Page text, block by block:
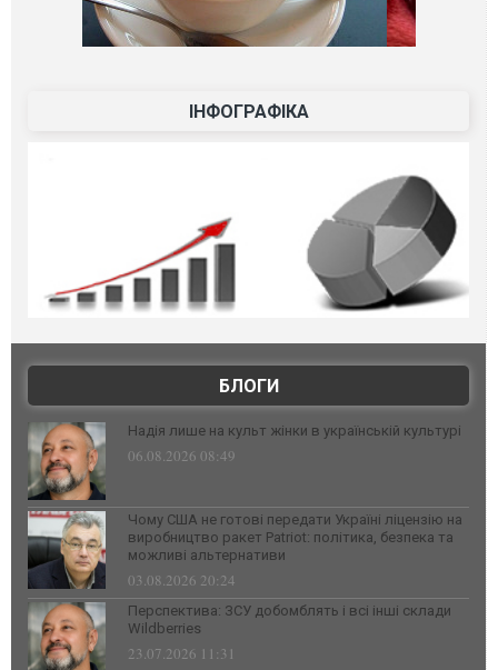
ІНФОГРАФІКА
БЛОГИ
Надія лише на культ жінки в українській культурі
06.08.2026 08:49
Чому США не готові передати Україні ліцензію на
виробництво ракет Patriot: політика, безпека та
можливі альтернативи
03.08.2026 20:24
Перспектива: ЗСУ добомблять і всі інші склади
Wildberries
23.07.2026 11:31